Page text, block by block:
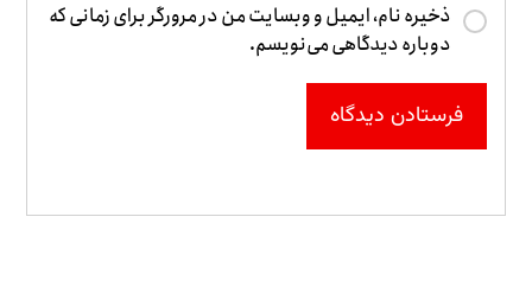
ذخیره نام، ایمیل و وبسایت من در مرورگر برای زمانی که
دوباره دیدگاهی می‌نویسم.
فرستادن دیدگاه